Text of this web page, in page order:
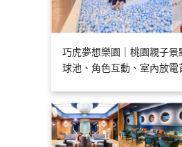
巧虎夢想樂園｜桃園親子景
球池、角色互動、室內放電